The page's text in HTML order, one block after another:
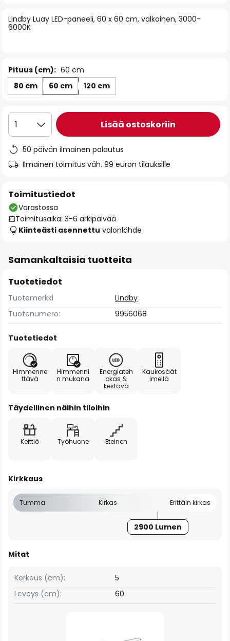
the
images
Lindby Luay LED-paneeli, 60 x 60 cm, valkoinen, 3000-
6000K
Pituus (cm): 60 cm
80 cm
60 cm 120 cm
1 Lisää ostoskoriin
50 päivän ilmainen palautus
Ilmainen toimitus väh. 99 euron tilauksille
Toimitustiedot
Varastossa
Toimitusaika: 3-6 arkipäivää
Kiinteästi asennettu valonlähde
Samankaltaisia tuotteita
Tuotetiedot
Tuotemerkki
Lindby
Tuotenumero:
9956068
Tuotetiedot
Himmenne
ttävä
Himmenni
n mukana
Energiateh
okas &
kestävä
Kaukosäät
imellä
Täydellinen näihin tiloihin
Keittiö Työhuone Eteinen
Kirkkaus
Tumma Kirkas Erittäin kirkas
2900 Lumen
Mitat
Leveys (cm): 60
Korkeus (cm): 5